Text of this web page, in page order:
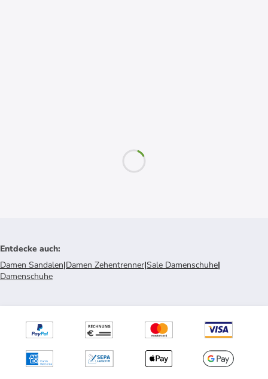
Entdecke auch:
Damen Sandalen|Damen Zehentrenner|Sale Damenschuhe|
Damenschuhe